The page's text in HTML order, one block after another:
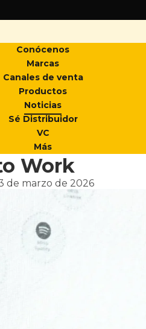
Conócenos
Marcas
Canales de venta
Productos
Noticias
Sé Distribuidor
VC
Más
Work
de marzo de 2026